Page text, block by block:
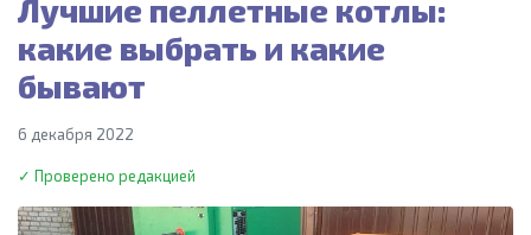
Лучшие пеллетные котлы:
какие выбрать и какие
бывают
6 декабря 2022
✓ Проверено редакцией